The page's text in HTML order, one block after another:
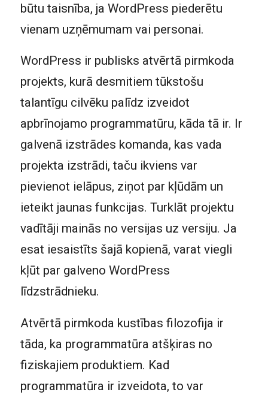
būtu taisnība, ja WordPress piederētu
vienam uzņēmumam vai personai.
WordPress ir publisks atvērtā pirmkoda
projekts, kurā desmitiem tūkstošu
talantīgu cilvēku palīdz izveidot
apbrīnojamo programmatūru, kāda tā ir. Ir
galvenā izstrādes komanda, kas vada
projekta izstrādi, taču ikviens var
pievienot ielāpus, ziņot par kļūdām un
ieteikt jaunas funkcijas. Turklāt projektu
vadītāji mainās no versijas uz versiju. Ja
esat iesaistīts šajā kopienā, varat viegli
kļūt par galveno WordPress
līdzstrādnieku.
Atvērtā pirmkoda kustības filozofija ir
tāda, ka programmatūra atšķiras no
fiziskajiem produktiem. Kad
programmatūra ir izveidota, to var